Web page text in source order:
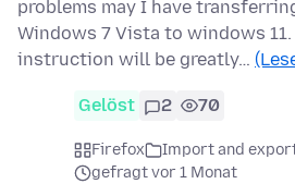
problems may I have
Windows 7 Vista to windows
instruction will be greatly…
Gelöst 2 70
Firefox
Import and
gefragt vor 1 Monat